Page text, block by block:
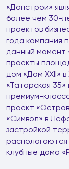
«Донстрой»
более чем 30-
проектов
года компания
данный момент
проекты
дом «Дом XXII»
«Татарская
премиум-
проект
«Символ» в
застройкой
клубные дома